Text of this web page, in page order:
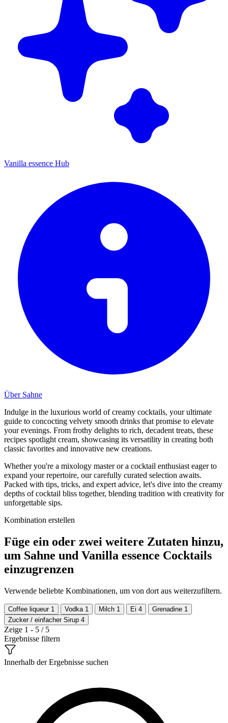
Vanilla essence Hub
Über Sahne
Indulge in the luxurious world of creamy cocktails, your ultimate
guide to concocting velvety smooth drinks that promise to elevate
your evenings. From frothy delights to rich, decadent treats, these
recipes spotlight cream, showcasing its versatility in creating both
classic favorites and innovative new creations.
Whether you're a mixology master or a cocktail enthusiast eager to
expand your repertoire, our carefully curated selection awaits.
Packed with tips, tricks, and expert advice, let's dive into the creamy
depths of cocktail bliss together, blending tradition with creativity for
unforgettable sips.
Kombination erstellen
Füge ein oder zwei weitere Zutaten hinzu,
um Sahne und Vanilla essence Cocktails
einzugrenzen
Verwende beliebte Kombinationen, um von dort aus weiterzufiltern.
Coffee liqueur 1 Vodka 1 Milch 1 Ei 4 Grenadine 1
Zucker / einfacher Sirup 4
Zeige 1 - 5 / 5
Ergebnisse filtern
Innerhalb der Ergebnisse suchen